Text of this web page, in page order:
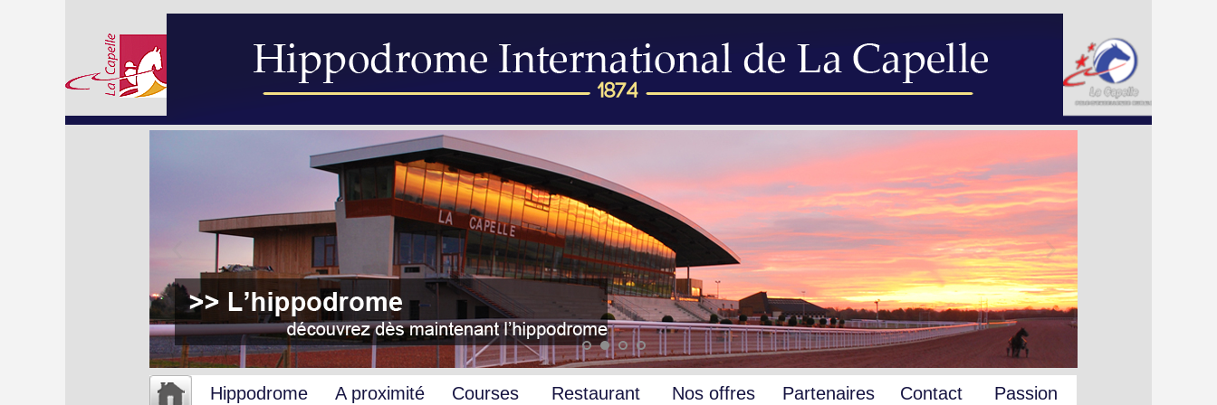
Hippodrome A proximité Courses Restaurant Nos offres Partenaires Contact Passion